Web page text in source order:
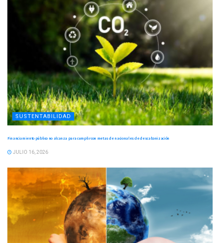
SUSTENTABILIDAD
Financiamiento público no alcanza para cumplir con metas de nacionales de descabonización
JULIO 16, 2026